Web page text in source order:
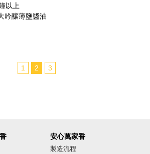
以上
吟釀薄鹽醬油
1 2 3
安心萬家香
製造流程